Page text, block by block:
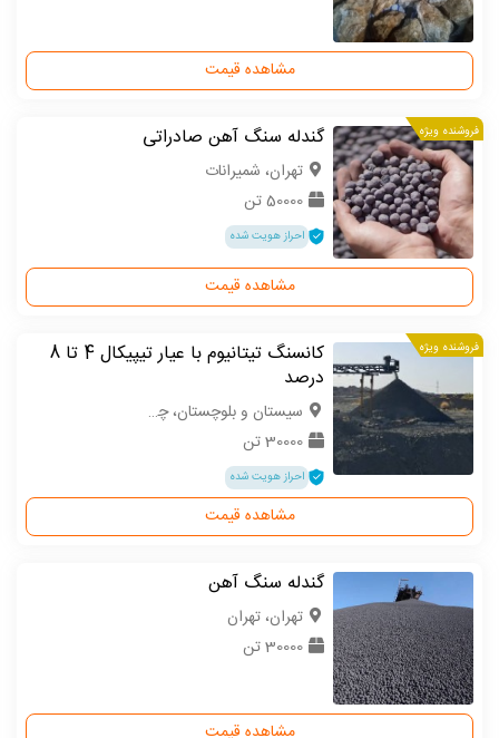
مشاهده قیمت
فروشنده ویژه گندله سنگ آهن صادراتی
تهران، شمیرانات
50000 تن
احراز هویت شده
مشاهده قیمت
فروشنده ویژه
کانسنگ تیتانیوم با عیار تیپیکال 4 تا 8
درصد
سیستان و بلوچستان، چابهار
30000 تن
احراز هویت شده
مشاهده قیمت
گندله سنگ آهن
تهران، تهران
30000 تن
مشاهده قیمت